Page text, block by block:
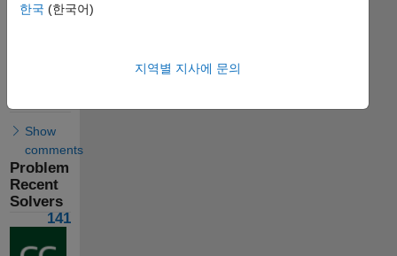
Show
comments
Problem
Recent
Solvers
141
한국 (한국어)
지역별 지사에 문의